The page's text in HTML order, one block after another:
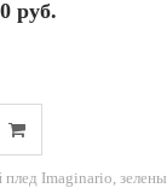
руб.
Imaginario,